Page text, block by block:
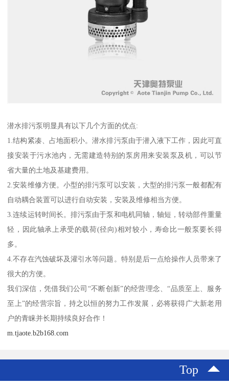
潜水排污泵明显具有以下几个方面的优点:
1.结构紧凑、占地面积小。潜水排污泵由于潜入液下工作，因此可直
接安装于污水池内，无需建造特别的泵房用来安装泵及机，可以节
省大量的土地及基建费用。
2.安装维修方便。小型的排污泵可以安装，大型的排污泵一般都配有
自动耦合装置可以进行自动安装，安装及维修相当方便。
3.连续运转时间长。排污泵由于泵和电机同轴，轴短，转动部件重量
轻，因此轴承上承受的载荷(径向)相对较小，寿命比一般泵要长得
多。
4.不存在汽蚀破坏及灌引水等问题。特别是后一点给操作人员带来了
很大的方便。
我们深信，凭借我们公司“不断创新”的经营理念、“品质至上、服务
至上”的经营宗旨，持之以恒的努力工作发展，必将获得广大新老用
户的青睐并长期持续良好合作！
m.tjaote.b2b168.com
Top